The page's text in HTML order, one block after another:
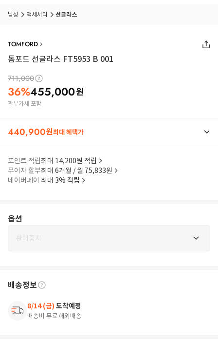
남성 액세서리 선글라스
TOMFORD
톰포드 선글라스 FT5953 B 001
711,000
36%455,000원
관부가세 포함
440,900원최대 혜택가
포인트 적립최대 14,200원 적립
무이자 할부최대 6개월 / 월 75,833원
네이버페이 최대 3% 적립
옵션
판매중지
배송정보
8/14 (금) 도착예정
배송비 무료해외배송